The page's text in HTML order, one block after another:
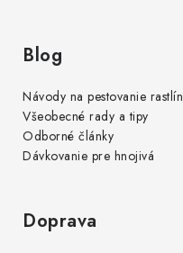
Blog
Návody na pestovanie rastlín
Všeobecné rady a tipy
Odborné články
Dávkovanie pre hnojivá
Doprava